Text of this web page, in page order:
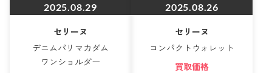
2025.08.29
セリーヌ
デニムパリマカダム
ワンショルダー
2025.08.26
セリーヌ
コンパクトウォレット
買取価格